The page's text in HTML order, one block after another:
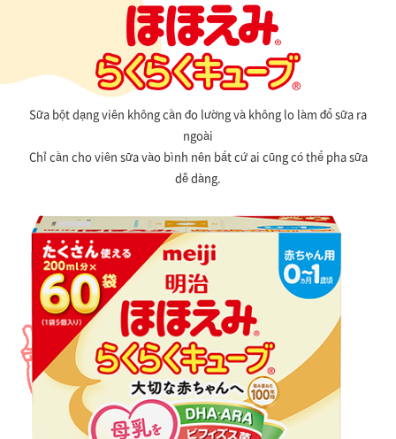
Sữa bột dạng viên không cần đo lường và không lo làm đổ sữa ra
ngoài
Chỉ cần cho viên sữa vào bình nên bất cứ ai cũng có thể pha sữa
dễ dàng.